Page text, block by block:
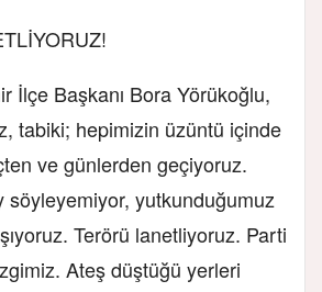
İlçe Başkanı Bora Yörükoğlu,
tabiki; hepimizin üzüntü içinde
ve günlerden geçiyoruz.
söyleyemiyor, yutkunduğumuz
Terörü lanetliyoruz. Parti
Ateş düştüğü yerleri